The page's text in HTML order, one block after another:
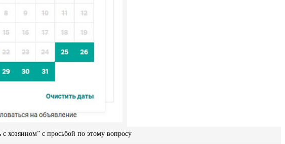
хозяином” с просьбой по этому вопросу